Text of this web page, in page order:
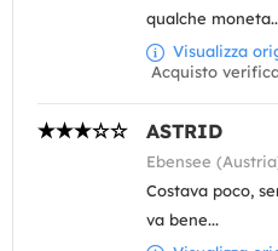
qualche
Visualizza
Acquisto
ASTRID
Ebensee
Costava poco,
va bene...